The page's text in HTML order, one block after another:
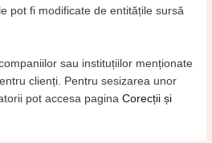
pot fi modificate de entitățile sursă
sau instituțiilor menționate
clienți. Pentru sesizarea unor
pot accesa paginaCorecții și